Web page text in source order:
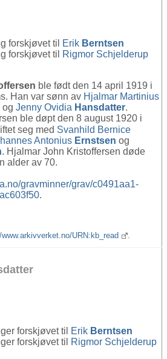
forskjøvet til
Erik Berntsen
forskjøvet til
Rigmor Schjelderup
ble født den 14 april 1919 i
Han var sønn av Hjalmar Martinius
og Jenny Ovidia Hansdatter.
ble døpt den 8 august 1920 i
seg med Svanhild Bernice
Antonius Ernstsen og
. Hjalmar John Kristoffersen døde
alder av 70.
gravminner/grav/c0491aa1-
.
www.arkivverket.no/URN:kb_read .
forskjøvet til
Erik Berntsen
forskjøvet til
Rigmor Schjelderup